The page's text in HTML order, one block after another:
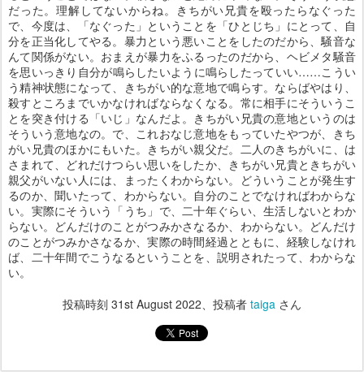
だった。理解してないからね。きちがい兄貴を殴ったらなぐった
で、今度は、「なぐった」ということを「ひとじち」にとって、自
分を正当化してやる。暴力という悪いことをしたのだから、騒音な
んて関係がない。おまえが暴力をふるったのだから、ヘビメタ騒音
を思いっきり自分が鳴らしたいように鳴らしたっていい……こうい
う精神状態になって、きちがい的な意地で鳴らす。ならばやはり、
殺すところまでいかなければならなくなる。常に相手にそういうこ
とを突き付ける「いじ」なんだよ。きちがい兄貴の意地というのは
そういう意地なの。で、これおなじ意地をもっていたやつが、きち
がい兄貴のほかにもいた。きちがい親父だ。二人のきちがいに、は
さまれて、どれだけつらい思いをしたか、きちがい兄貴ときちがい
親父がいない人には、まったくわからない。どういうことが発生す
るのか、聞いたって、わからない。自分のことでなければわからな
い。実際にそういう「うち」で、二十年ぐらい、生活しないとわか
らない。どんだけのことがつみかさなるか、わからない。どんだけ
のことがつみかさなるか、実際の時間経過とともに、経験しなけれ
ば、二十年間でこうなるということを、説明されたって、わからな
い。
投稿時刻 31st August 2022、投稿者 taiga さん